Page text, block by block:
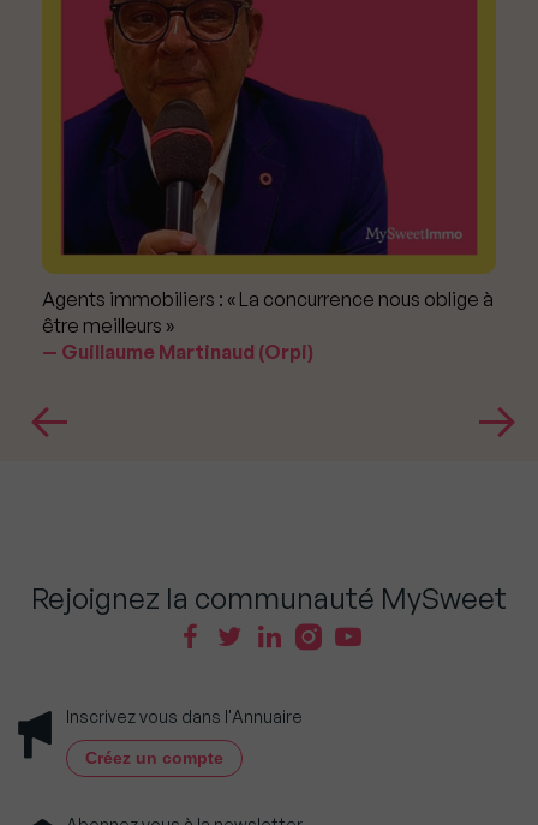
Agents immobiliers : « La concurrence nous oblige à
être meilleurs »
Guillaume Martinaud (Orpi)
Rejoignez la communauté MySweet
Inscrivez vous dans l'Annuaire
Créez un compte